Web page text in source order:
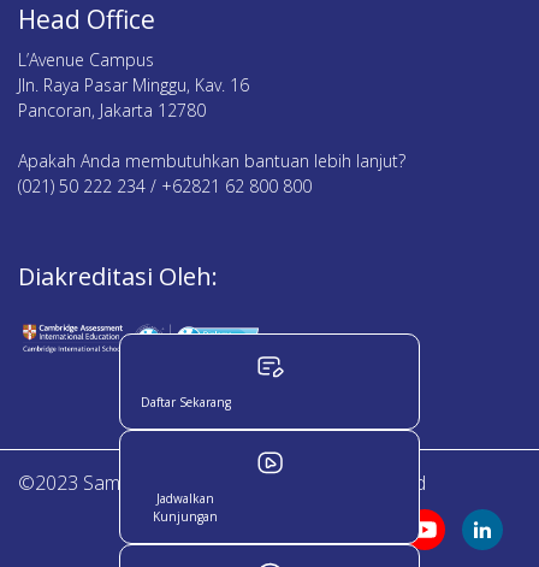
Head Office
L’Avenue Campus
Jln. Raya Pasar Minggu, Kav. 16
Pancoran, Jakarta 12780
Apakah Anda membutuhkan bantuan lebih lanjut?
(021) 50 222 234 / +62821 62 800 800
Diakreditasi Oleh:
©2023 Sampoerna Academy. All Right Reserved
Daftar Sekarang
Jadwalkan
Kunjungan